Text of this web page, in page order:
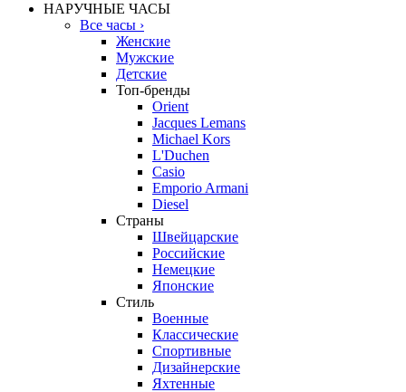
НАРУЧНЫЕ ЧАСЫ
Все часы ›
Женские
Мужские
Детские
Топ-бренды
Orient
Jacques Lemans
Michael Kors
L'Duchen
Casio
Emporio Armani
Diesel
Страны
Швейцарские
Российские
Немецкие
Японские
Стиль
Военные
Классические
Спортивные
Дизайнерские
Яхтенные